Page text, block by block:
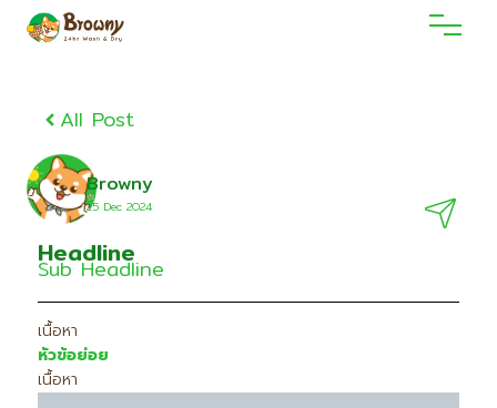
All Post
Browny
25 Dec 2O24
Headline
Sub Headline
เนื้อหา
หัวข้อย่อย
เนื้อหา